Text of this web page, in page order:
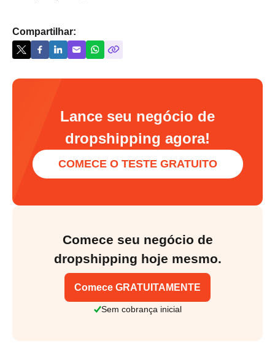
Compartilhar:
Lance seu negócio de
dropshipping agora!
COMECE O TESTE GRATUITO
Comece seu negócio de
dropshipping hoje mesmo.
Comece GRATUITAMENTE
Sem cobrança inicial